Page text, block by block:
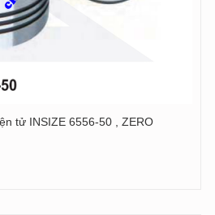
tử INSIZE 6556-50 , ZERO